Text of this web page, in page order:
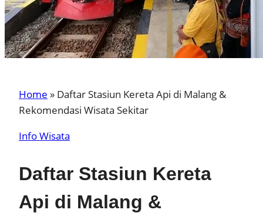
Home » Daftar Stasiun Kereta Api di Malang &
Rekomendasi Wisata Sekitar
Info Wisata
Daftar Stasiun Kereta
Api di Malang &